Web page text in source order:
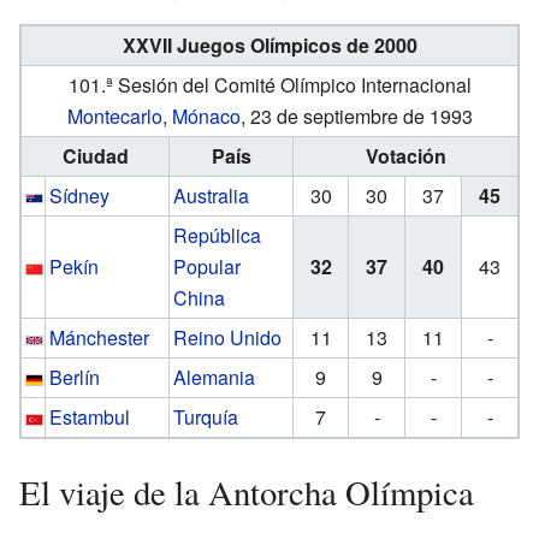
XXVII Juegos Olímpicos de 2000
101.ª Sesión del Comité Olímpico Internacional
Montecarlo, Mónaco, 23 de septiembre de 1993
Ciudad
País
Votación
Sídney
Australia 30 30 37 45
Pekín
República
Popular
China
32 37 40 43
Mánchester Reino Unido 11 13 11
-
Berlín
Alemania 9 9 -
-
Estambul
Turquía 7 - - -
El viaje de la Antorcha Olímpica